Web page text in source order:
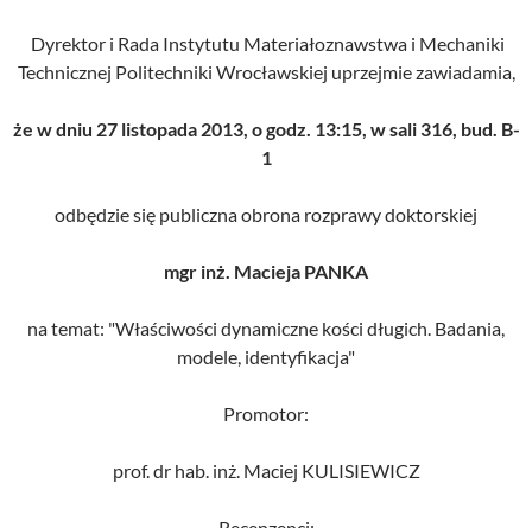
Dyrektor i Rada Instytutu Materiałoznawstwa i Mechaniki
Technicznej Politechniki Wrocławskiej uprzejmie zawiadamia,
że w dniu 27 listopada 2013, o godz. 13:15, w sali 316, bud. B-
1
odbędzie się publiczna obrona rozprawy doktorskiej
mgr inż. Macieja PANKA
na temat: "Właściwości dynamiczne kości długich. Badania,
modele, identyfikacja"
Promotor:
prof. dr hab. inż. Maciej KULISIEWICZ